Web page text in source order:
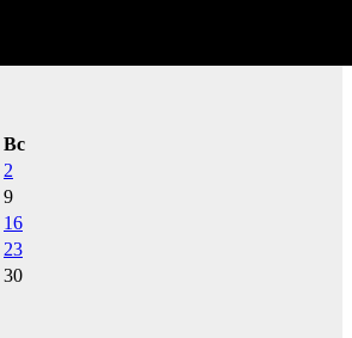
Вс
2
9
16
23
30